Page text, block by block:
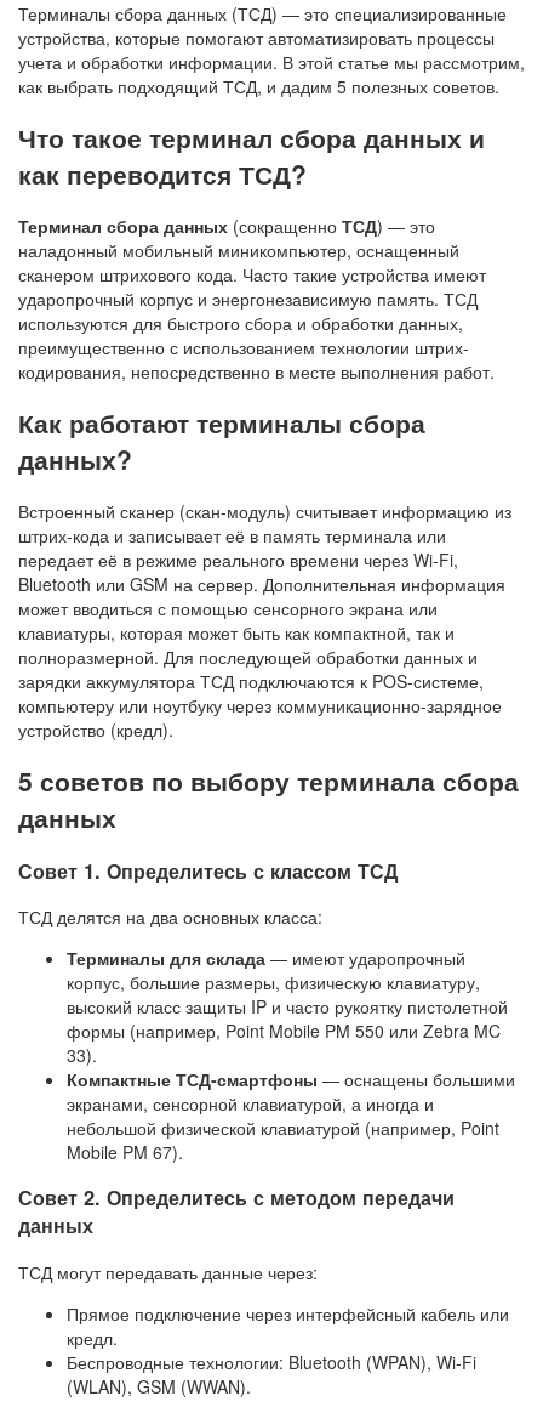
Терминалы сбора данных (ТСД) — это специализированные
устройства, которые помогают автоматизировать процессы
учета и обработки информации. В этой статье мы рассмотрим,
как выбрать подходящий ТСД, и дадим 5 полезных советов.
Что такое терминал сбора данных и
как переводится ТСД?
Терминал сбора данных (сокращенно ТСД) — это
наладонный мобильный миникомпьютер, оснащенный
сканером штрихового кода. Часто такие устройства имеют
ударопрочный корпус и энергонезависимую память. ТСД
используются для быстрого сбора и обработки данных,
преимущественно с использованием технологии штрих-
кодирования, непосредственно в месте выполнения работ.
Как работают терминалы сбора
данных?
Встроенный сканер (скан-модуль) считывает информацию из
штрих-кода и записывает её в память терминала или
передает её в режиме реального времени через Wi-Fi,
Bluetooth или GSM на сервер. Дополнительная информация
может вводиться с помощью сенсорного экрана или
клавиатуры, которая может быть как компактной, так и
полноразмерной. Для последующей обработки данных и
зарядки аккумулятора ТСД подключаются к POS-системе,
компьютеру или ноутбуку через коммуникационно-зарядное
устройство (кредл).
5 советов по выбору терминала сбора
данных
Совет 1. Определитесь с классом ТСД
ТСД делятся на два основных класса:
Терминалы для склада — имеют ударопрочный
корпус, большие размеры, физическую клавиатуру,
высокий класс защиты IP и часто рукоятку пистолетной
формы (например, Point Mobile PM 550 или Zebra MC
33).
Компактные ТСД-смартфоны — оснащены большими
экранами, сенсорной клавиатурой, а иногда и
небольшой физической клавиатурой (например, Point
Mobile PM 67).
Совет 2. Определитесь с методом передачи
данных
ТСД могут передавать данные через:
Прямое подключение через интерфейсный кабель или
кредл.
Беспроводные технологии: Bluetooth (WPAN), Wi-Fi
(WLAN), GSM (WWAN).